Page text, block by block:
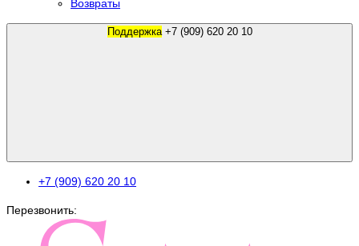
Возвраты
Поддержка +7 (909) 620 20 10
+7 (909) 620 20 10
Перезвонить: